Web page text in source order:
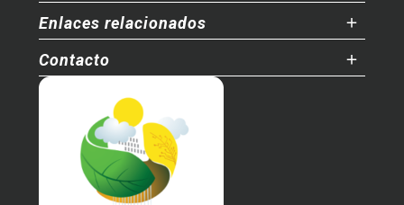
Enlaces relacionados
Contacto